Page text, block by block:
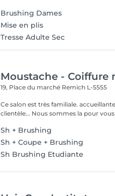
Brushing Dames
Mise en plis
Tresse Adulte Sec
Moustache - Coiffure
19, Place du marché Remich L-5555
Ce salon est très familiale.
Sh + Brushing
Sh + Coupe + Brushing
Sh Brushing Etudiante